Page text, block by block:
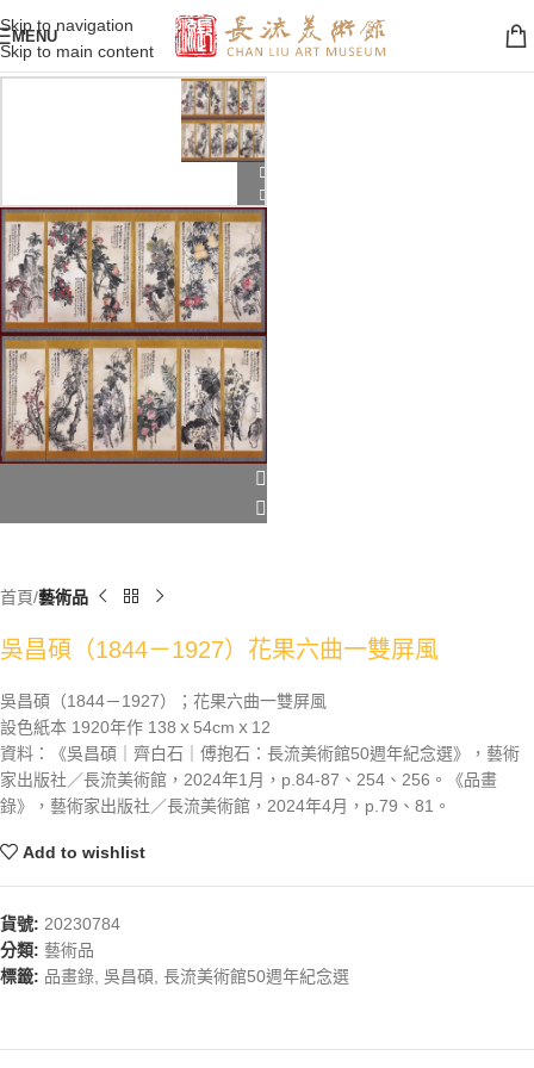
Skip to navigation
Skip to main content
MENU
首頁 藝術品
吳昌碩（1844－1927）花果六曲一雙屏風
吳昌碩（1844－1927）；花果六曲一雙屏風
設色紙本 1920年作 138ｘ54cmｘ12
資料：《吳昌碩｜齊白石｜傅抱石：長流美術館50週年紀念選》，藝術
家出版社／長流美術館，2024年1月，p.84-87、254、256。《品畫
錄》，藝術家出版社／長流美術館，2024年4月，p.79、81。
Add to wishlist
貨號: 20230784
分類: 藝術品
標籤: 品畫錄 吳昌碩 長流美術館50週年紀念選